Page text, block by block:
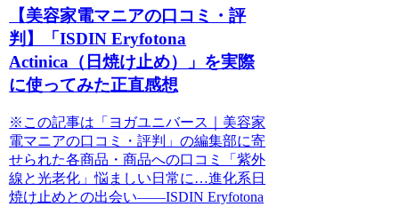
【美容家電マニアの口コミ・評
判】「ISDIN Eryfotona
Actinica（日焼け止め）」を実際
に使ってみた正直感想
※この記事は「ヨガユニバース｜美容家
電マニアの口コミ・評判」の編集部に寄
せられた各商品・商品への口コミ「紫外
線と光老化」悩ましい日常に…進化系日
焼け止めとの出会い――ISDIN Eryfotona